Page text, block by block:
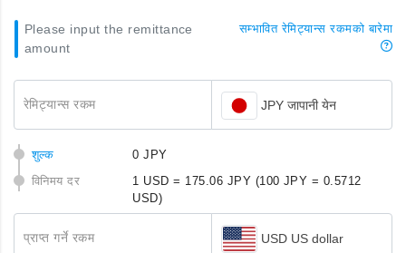
Please input the remittance
amount
सम्भावित रेमिट्यान्स रकमको बारेमा
रेमिट्यान्स रकम JPY जापानी येन
शुल्क
0 JPY
विनिमय दर
1 USD = 175.06 JPY (100 JPY = 0.5712
USD)
प्राप्त गर्ने रकम USD US dollar